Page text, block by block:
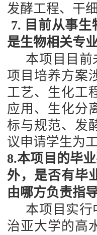
发酵工程、干
7. 目前从事
是生物相关专
本项目目前
项目培养方案
工艺、生化工
应用、生化分
标与规范、发
议申请学生为
8.本项目的毕
外，是否有毕
由哪方负责指
本项目实行
治亚大学的高